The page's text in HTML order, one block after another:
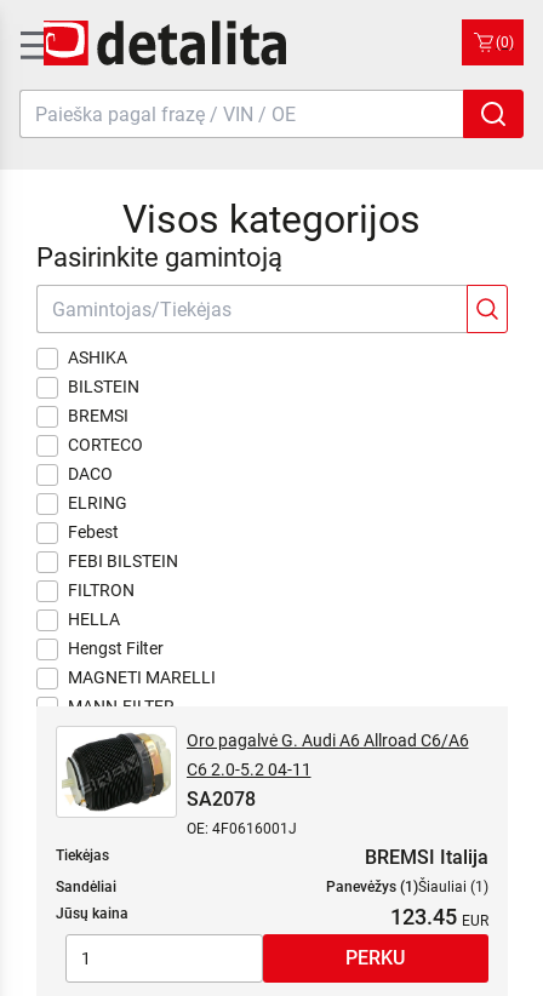
(0)
Visos kategorijos
Pasirinkite gamintoją
ASHIKA
BILSTEIN
BREMSI
CORTECO
DACO
ELRING
Febest
FEBI BILSTEIN
FILTRON
HELLA
Hengst Filter
MAGNETI MARELLI
MANN-FILTER
TRUCKTEC AUTOMOTIVE
VEMO
Oro pagalvė G. Audi A6 Allroad C6/A6
C6 2.0-5.2 04-11
SA2078
OE: 4F0616001J
Tiekėjas
BREMSI Italija
Sandėliai Panevėžys (1)Šiauliai (1)
Jūsų kaina
123.45